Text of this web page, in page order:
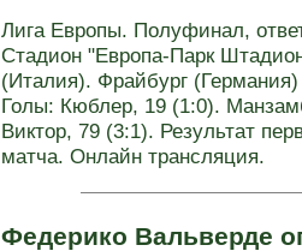
Лига Европы. Полуфинал,
Стадион "Европа-Парк
(Италия). Фрайбург
Голы: Кюблер, 19 (1:0).
Виктор, 79 (3:1). Результат
матча. Онлайн трансляция.
Федерико Вальверде